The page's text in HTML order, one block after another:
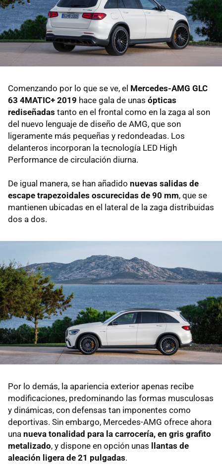
Comenzando por lo que se ve, el Mercedes-AMG GLC
63 4MATIC+ 2019 hace gala de unas ópticas
rediseñadas tanto en el frontal como en la zaga al son
del nuevo lenguaje de diseño de AMG, que son
ligeramente más pequeñas y redondeadas. Los
delanteros incorporan la tecnología LED High
Performance de circulación diurna.
De igual manera, se han añadido nuevas salidas de
escape trapezoidales oscurecidas de 90 mm, que se
mantienen ubicadas en el lateral de la zaga distribuidas
dos a dos.
Por lo demás, la apariencia exterior apenas recibe
modificaciones, predominando las formas musculosas
y dinámicas, con defensas tan imponentes como
deportivas. Sin embargo, Mercedes-AMG ofrece ahora
una nueva tonalidad para la carrocería, en gris grafito
metalizado, y dispone en opción unas
llantas de
aleación ligera de 21 pulgadas.